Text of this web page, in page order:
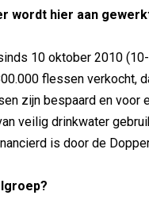
wordt hier aan
10 oktober 2010
flessen verkocht,
zijn bespaard en voor
veilig drinkwater
is door de